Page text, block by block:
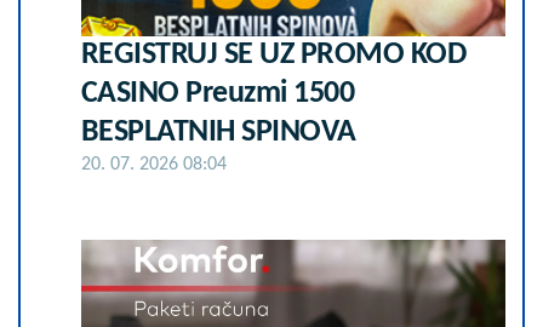
REGISTRUJ SE UZ PROMO KOD
CASINO Preuzmi 1500
BESPLATNIH SPINOVA
20. 07. 2026 08:04